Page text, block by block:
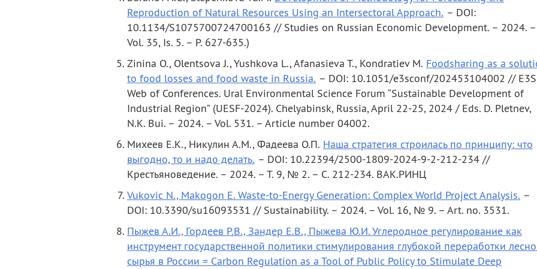
Reproduction of Natural Resources Using an Intersectoral Approach. – DOI:
10.1134/S1075700724700163 // Studies on Russian Economic Development. – 2024. –
Vol. 35, Is. 5. – P. 627-635.)
Zinina O., Olentsova J., Yushkova L., Afanasieva T., Kondratiev M. Foodsharing as a
to food losses and food waste in Russia. – DOI: 10.1051/e3sconf/202453104002 // E3S
Web of Conferences. Ural Environmental Science Forum “Sustainable Development of
Industrial Region” (UESF-2024). Chelyabinsk, Russia, April 22-25, 2024 / Eds. D. Pletnev,
N.K. Bui. – 2024. – Vol. 531. – Article number 04002.
Михеев Е.К., Никулин А.М., Фадеева О.П. Наша стратегия строилась по принципу: что
выгодно, то и надо делать. – DOI: 10.22394/2500-1809-2024-9-2-212-234 //
Крестьяноведение. – 2024. – Т. 9, № 2. – С. 212-234. ВАК.РИНЦ
Vukovic N., Makogon E. Waste-to-Energy Generation: Complex World Project Analysis. –
DOI: 10.3390/su16093531 // Sustainability. – 2024. – Vol. 16, № 9. – Art. no. 3531.
Пыжев А.И., Гордеев Р.В., Зандер Е.В., Пыжева Ю.И. Углеродное регулирование как
инструмент государственной политики стимулирования глубокой переработки
сырья в России = Carbon Regulation as a Tool of Public Policy to Stimulate Deep